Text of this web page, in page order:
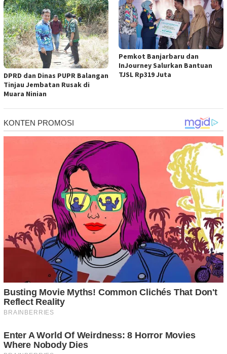
DPRD dan Dinas PUPR Balangan
Tinjau Jembatan Rusak di
Muara Ninian
Pemkot Banjarbaru dan
InJourney Salurkan Bantuan
TJSL Rp319 Juta